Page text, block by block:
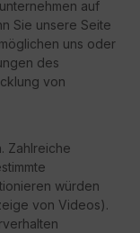
auf
Sie unsere Seite
uns oder
des
von
Zahlreiche
würden
von Videos).